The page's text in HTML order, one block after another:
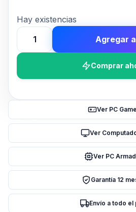
Hay existencias
Adaptador
Xtech,
Usb-
hembra,
cantidad
Agregar
Comprar
Ver PC
Ver
Ver PC
Garantía 12
Envío a todo el